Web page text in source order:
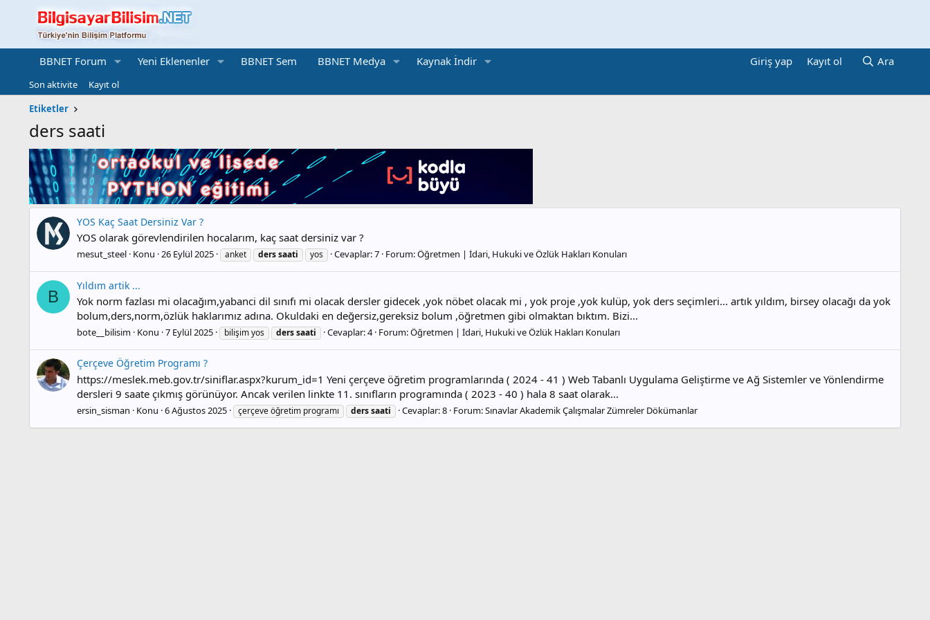
BBNET Forum Yeni Eklenenler BBNET Sem BBNET Medya Kaynak İndir Giriş yap Kayıt ol Ara
Son aktivite
Kayıt ol
Etiketler
ders saati
YOS Kaç Saat Dersiniz Var ?
YOS olarak görevlendirilen hocalarım, kaç saat dersiniz var ?
mesut_steel Konu 26 Eylül 2025 anket derssaati yos Cevaplar: 7 Forum:Öğretmen | İdari, Hukuki ve Özlük Hakları Konuları
B
Yıldım artik ...
Yok norm fazlası mi olacağım,yabanci dil sınıfı mi olacak dersler gidecek ,yok nöbet olacak mi , yok proje ,yok kulüp, yok ders seçimleri... artık yıldım, birsey olacağı da yok
bolum,ders,norm,özlük haklarımız adına. Okuldaki en değersiz,gereksiz bolum ,öğretmen gibi olmaktan bıktım. Bizi...
bote__bilisim Konu 7 Eylül 2025 bilişim yos derssaati Cevaplar: 4 Forum:Öğretmen | İdari, Hukuki ve Özlük Hakları Konuları
Çerçeve Öğretim Programı ?
https://meslek.meb.gov.tr/siniflar.aspx?kurum_id=1 Yeni çerçeve öğretim programlarında ( 2024 - 41 ) Web Tabanlı Uygulama Geliştirme ve Ağ Sistemler ve Yönlendirme
dersleri 9 saate çıkmış görünüyor. Ancak verilen linkte 11. sınıfların programında ( 2023 - 40 ) hala 8 saat olarak...
ersin_sisman Konu 6 Ağustos 2025 çerçeve öğretim programı derssaati Cevaplar: 8 Forum:Sınavlar Akademik Çalışmalar Zümreler Dökümanlar